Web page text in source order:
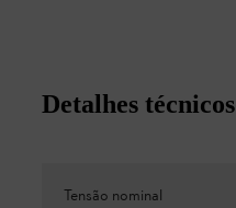
Detalhes técnicos
Tensão nominal